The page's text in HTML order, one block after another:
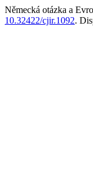
Německá otázka a
10.32422/cjir.1092.